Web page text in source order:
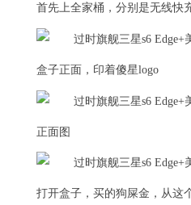
首先上全家桶，分别是无线快
盒子正面，印着傻星logo
正面图
打开盒子，买的狗屎金，从这